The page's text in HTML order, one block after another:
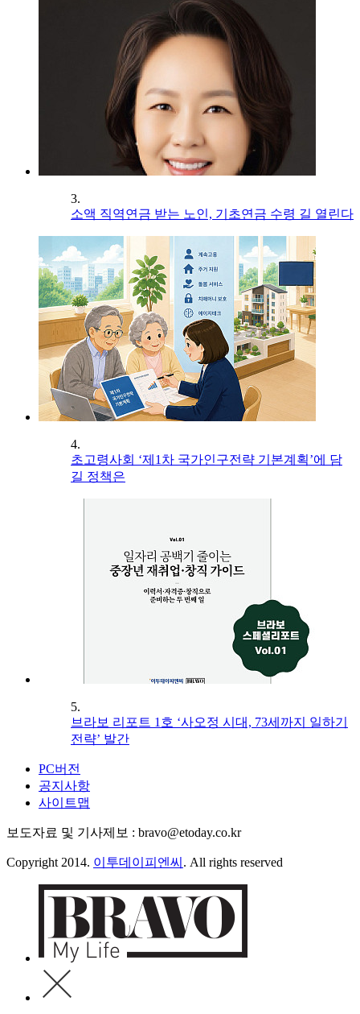
3.
소액 직역연금 받는 노인, 기초연금 수령 길 열린다
4.
초고령사회 ‘제1차 국가인구전략 기본계획’에 담
길 정책은
5.
브라보 리포트 1호 ‘사오정 시대, 73세까지 일하기
전략’ 발간
PC버전
공지사항
사이트맵
보도자료 및 기사제보 : bravo@etoday.co.kr
Copyright 2014. 이투데이피엔씨 . All rights reserved